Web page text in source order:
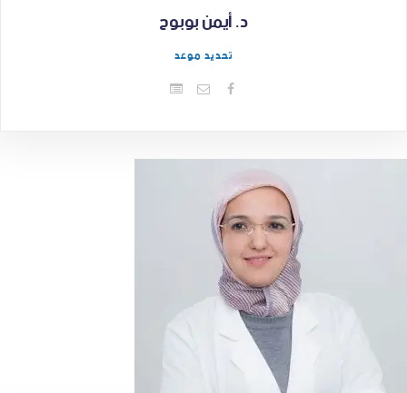
د. أيمن بوبوح
تحديد موعد